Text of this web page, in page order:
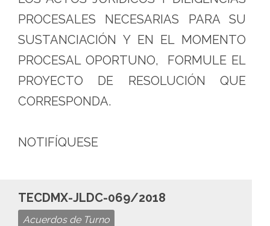
PROCESALES NECESARIAS PARA SU
SUSTANCIACIÓN Y EN EL MOMENTO
PROCESAL OPORTUNO, FORMULE EL
PROYECTO DE RESOLUCIÓN QUE
CORRESPONDA.
NOTIFÍQUESE
TECDMX-JLDC-069/2018
Acuerdos de Turno